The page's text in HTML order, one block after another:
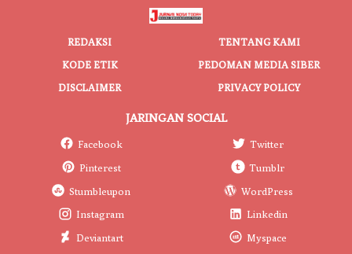
REDAKSI
TENTANG KAMI
KODE ETIK
PEDOMAN MEDIA SIBER
DISCLAIMER
PRIVACY POLICY
JARINGAN SOCIAL
Facebook
Twitter
Pinterest
Tumblr
Stumbleupon
WordPress
Instagram
Linkedin
Deviantart
Myspace